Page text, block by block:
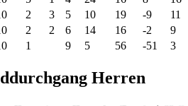
2 3 5 10 19 -9
11
2 2 6 14 16 -2
9
1 9 5 56 -51 3
Herren